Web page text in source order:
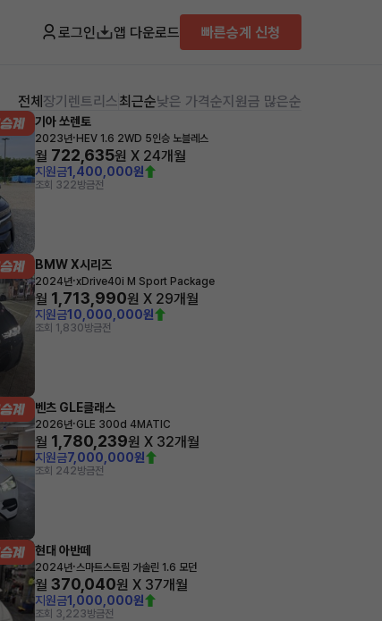
로그인 앱 다운로드 빠른승계 신청
전체 장기렌트리스최근순낮은 가격순지원금 많은순
기아 쏘렌토
2023년· HEV 1.6 2WD 5인승 노블레스
월 722,635원 X 24개월
지원금1,400,000원
조회 322방금전
BMW X시리즈
2024년·xDrive40i M Sport Package
월 1,713,990원 X 29개월
지원금10,000,000원
조회 1,830방금전
벤츠 GLE클래스
2026년·GLE 300d 4MATIC
월 1,780,239원 X 32개월
지원금7,000,000원
조회 242방금전
현대 아반떼
2024년·스마트스트림 가솔린 1.6 모던
월 370,040원 X 37개월
지원금1,000,000원
조회 3,223방금전